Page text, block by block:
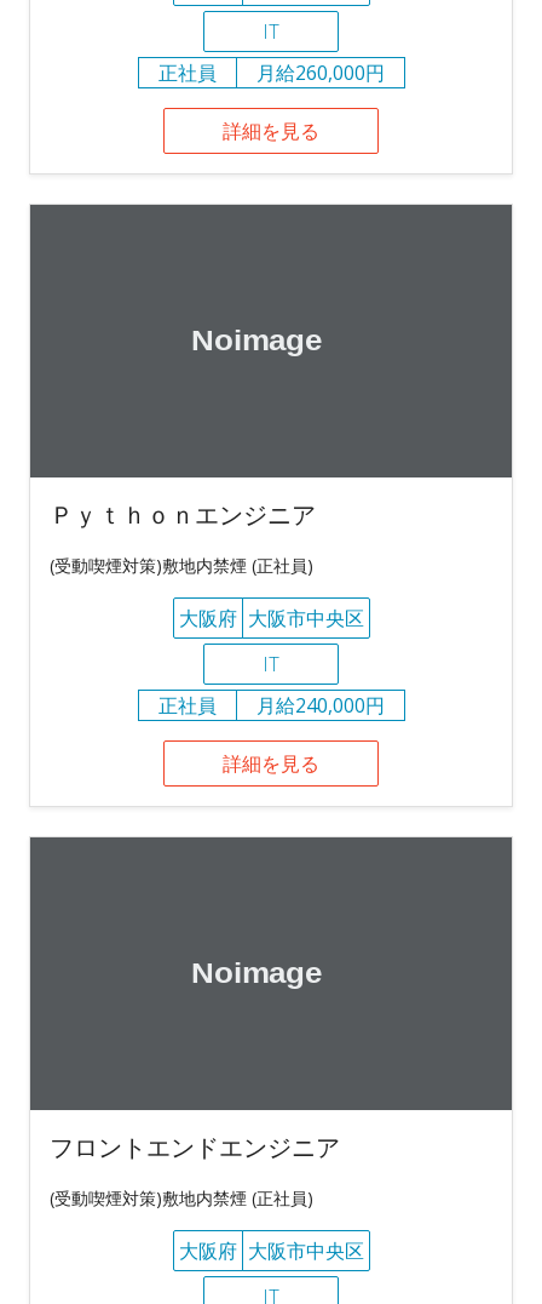
IT
正社員
月給260,000円
詳細を見る
Ｐｙｔｈｏｎエンジニア
(受動喫煙対策)敷地内禁煙 (正社員)
大阪府 大阪市中央区
IT
正社員
月給240,000円
詳細を見る
フロントエンドエンジニア
(受動喫煙対策)敷地内禁煙 (正社員)
大阪府 大阪市中央区
IT